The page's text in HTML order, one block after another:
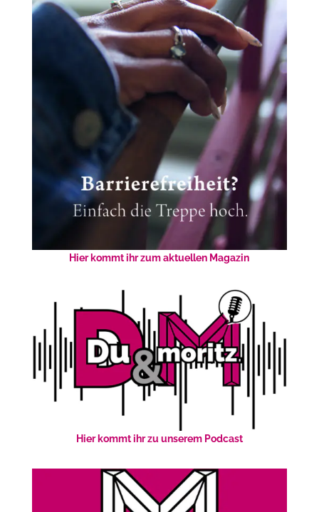
Hier kommt ihr zum aktuellen Magazin
Hier kommt ihr zu unserem Podcast